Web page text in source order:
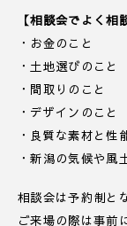
【相談会でよく相
・お金のこと
・土地選びのこと
・間取りのこと
・デザインのこと
・良質な素材と性
・新潟の気候や風
相談会は予約制と
ご来場の際は事前